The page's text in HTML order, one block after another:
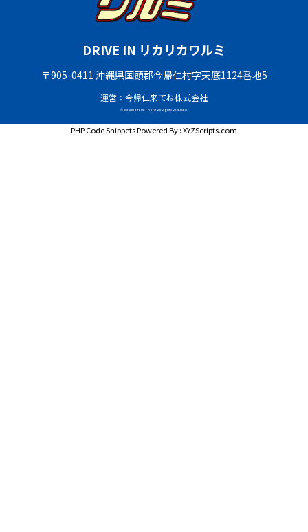
DRIVE IN リカリカワルミ
〒905-0411 沖縄県国頭郡今帰仁村字天底1124番地5
運営：今帰仁来てね株式会社
© Nakijin Kitene Co.,Ltd. All Rights Reserved.
PHP Code SnippetsPowered By :XYZScripts.com